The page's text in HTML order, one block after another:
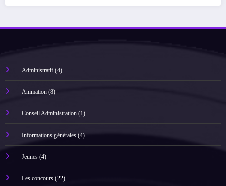
Administratif(4)
Animation(8)
Conseil Administration(1)
Informations générales(4)
Jeunes(4)
Les concours(22)